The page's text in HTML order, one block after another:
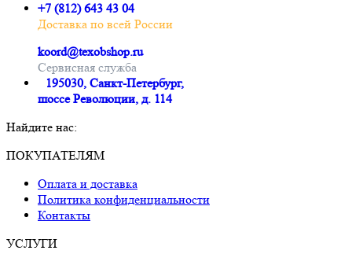
+7 (812) 643 43 04
Доставка по всей России
koord@texobshop.ru
Сервисная служба
195030, Санкт-Петербург,
шоссе Революции, д. 114
Найдите нас:
Почта
opens
new
Вконтакте
opens
new
Whatsapp
opens
new
Telegram
opens
new
ПОКУПАТЕЛЯМ
Оплата и доставка
Политика конфиденциальности
Контакты
УСЛУГИ